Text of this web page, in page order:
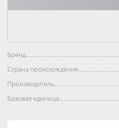
Страна
Базовая